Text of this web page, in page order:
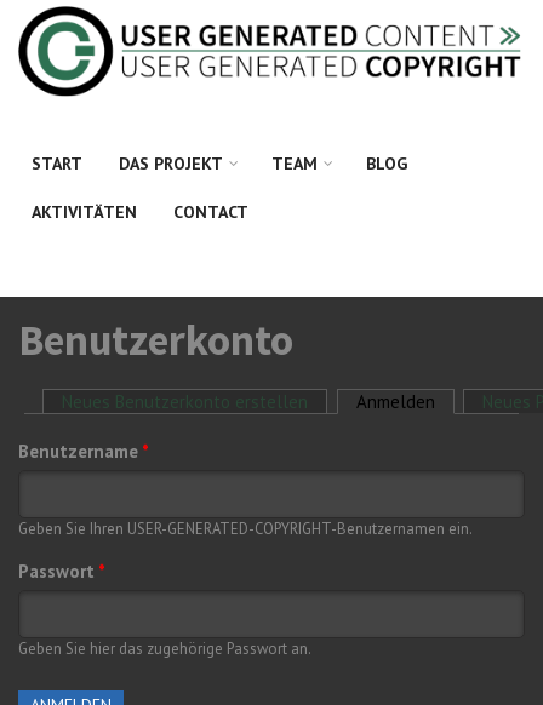
Direkt zum Inhalt
START DAS PROJEKT TEAM BLOG
AKTIVITÄTEN CONTACT
Benutzerkonto
Haupt-Reiter
Neues Benutzerkonto erstellen Anmelden (aktiverNeues
Benutzername *
Geben Sie Ihren USER-GENERATED-COPYRIGHT-Benutzernamen ein.
Passwort *
Geben Sie hier das zugehörige Passwort an.